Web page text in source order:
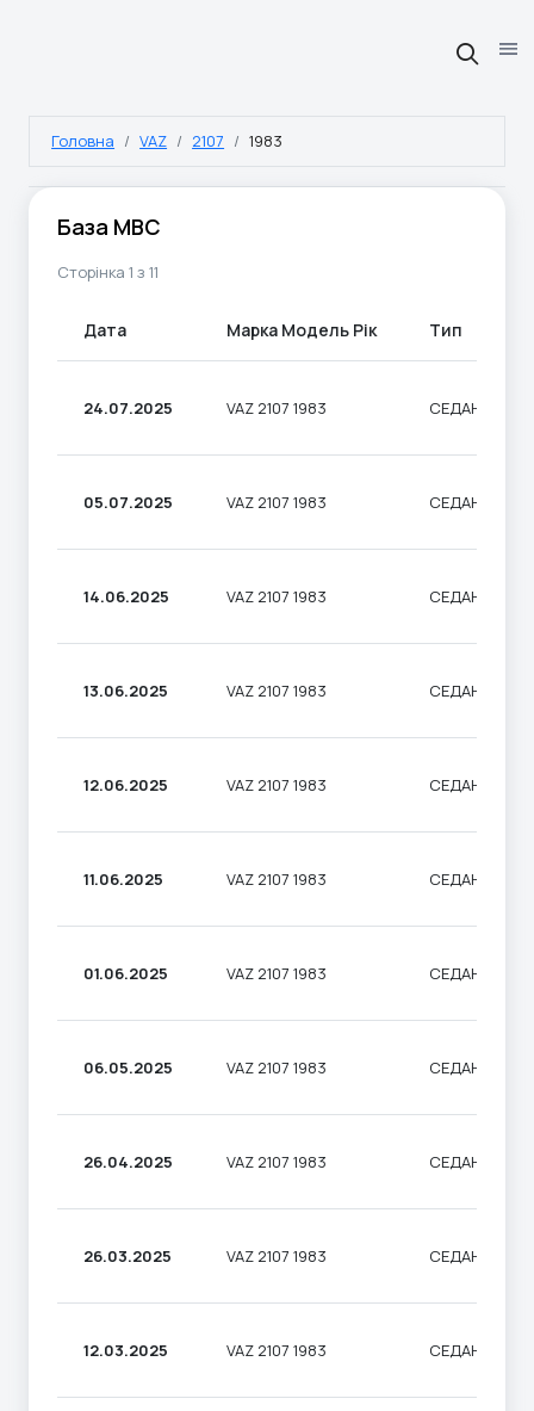
Головна VAZ 2107 1983
База МВС
Сторінка 1 з 11
Дата Марка Модель Рік Тип
24.07.2025 VAZ 2107 1983 СЕДАН
05.07.2025 VAZ 2107 1983 СЕДАН
14.06.2025 VAZ 2107 1983 СЕДАН
13.06.2025 VAZ 2107 1983 СЕДАН
12.06.2025 VAZ 2107 1983 СЕДАН
11.06.2025 VAZ 2107 1983 СЕДАН
01.06.2025 VAZ 2107 1983 СЕДАН
06.05.2025 VAZ 2107 1983 СЕДАН
26.04.2025 VAZ 2107 1983 СЕДАН
26.03.2025 VAZ 2107 1983 СЕДАН
12.03.2025 VAZ 2107 1983 СЕДАН